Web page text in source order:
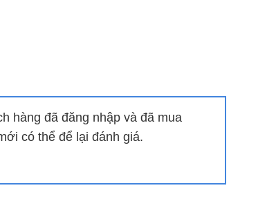
được 7 tiếng 30 phút. Khi bình sạc hết
qua jack micro 6.5 mm, kết nối với đàn
khác nhau, tạo dàn âm thanh để giải trí
hàng đã đăng nhập và đã mua
có thể để lại đánh giá.